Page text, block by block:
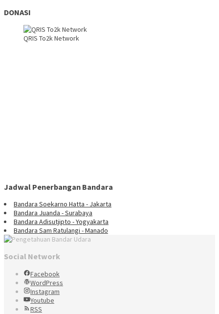
DONASI
QRIS To2k Network
Jadwal Penerbangan Bandara
Bandara Soekarno Hatta - Jakarta
Bandara Juanda - Surabaya
Bandara Adisutjipto - Yogyakarta
Bandara Sam Ratulangi - Manado
Social Network
Facebook
WordPress
Instagram
Youtube
RSS